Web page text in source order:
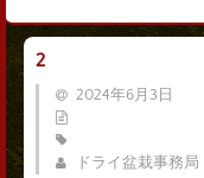
2
2024年6月3日
ドライ盆栽事務局